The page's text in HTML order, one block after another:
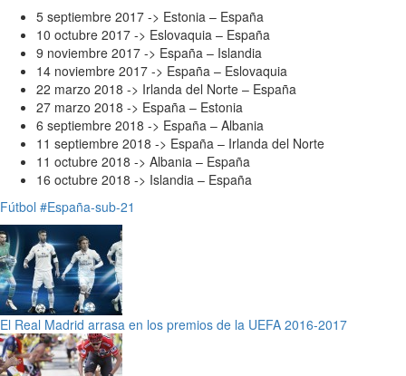
5 septiembre 2017 -> Estonia – España
10 octubre 2017 -> Eslovaquia – España
9 noviembre 2017 -> España – Islandia
14 noviembre 2017 -> España – Eslovaquia
22 marzo 2018 -> Irlanda del Norte – España
27 marzo 2018 -> España – Estonia
6 septiembre 2018 -> España – Albania
11 septiembre 2018 -> España – Irlanda del Norte
11 octubre 2018 -> Albania – España
16 octubre 2018 -> Islandia – España
Fútbol #España-sub-21
El Real Madrid arrasa en los premios de la UEFA 2016-2017